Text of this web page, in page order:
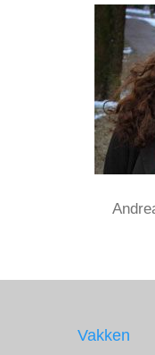
Vakken